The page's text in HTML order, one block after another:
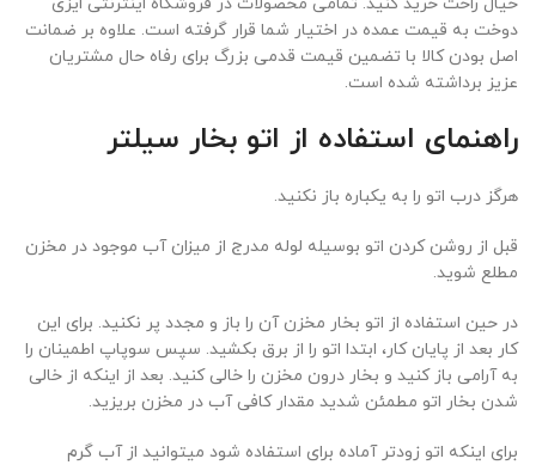
دوخت به قیمت عمده در اختیار شما قرار گرفته است. علاوه بر ضمانت
اصل بودن کالا با تضمین قیمت قدمی بزرگ برای رفاه حال مشتریان
عزیز برداشته شده است.
راهنمای استفاده از اتو بخار سیلتر
هرگز درب اتو را به یکباره باز نکنید.
قبل از روشن کردن اتو بوسیله لوله مدرج از میزان آب موجود در مخزن
مطلع شوید.
در حین استفاده از اتو بخار مخزن آن را باز و مجدد پر نکنید. برای این
کار بعد از پایان کار، ابتدا اتو را از برق بکشید. سپس سوپاپ اطمینان را
به آرامی باز کنید و بخار درون مخزن را خالی کنید. بعد از اینکه از خالی
شدن بخار اتو مطمئن شدید مقدار کافی آب در مخزن بریزید.
برای اینکه اتو زودتر آماده برای استفاده شود میتوانید از آب گرم